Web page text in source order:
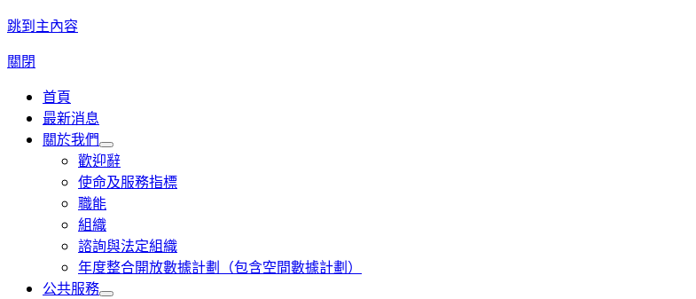
跳到主內容
關閉
首頁
最新消息
關於我們
歡迎辭
使命及服務指標
職能
組織
諮詢與法定組織
年度整合開放數據計劃（包含空間數據計劃）
公共服務